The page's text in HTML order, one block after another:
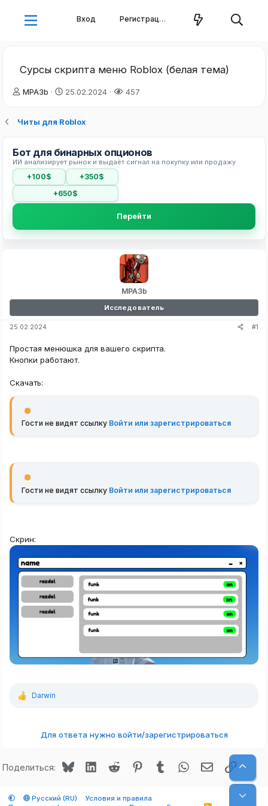
Вход Регистрация
Сурсы скрипта меню Roblox (белая тема)
А
о
е
м
ы
MPA3b
Д
а
ч
а
а
25.02.2024 457
Читы для Roblox
Бот для бинарных опционов
ИИ анализирует рынок и выдаёт сигнал на покупку или продажу
+100$
+350$
+650$
Перейти
MPA3b
Исследователь
25.02.2024 #1
Простая менюшка для вашего скрипта.
Кнопки работают.
Скачать:
Гости не видят ссылку Войти или зарегистрироваться
Гости не видят ссылку Войти или зарегистрироваться
Скрин:
Р
:
Darwin
Для ответа нужно войти/зарегистрироваться
Поделиться: BlueskyLinkedInReddit PinterestTumblr WhatsApp Ссылка
Русский (RU)
Условия и правила